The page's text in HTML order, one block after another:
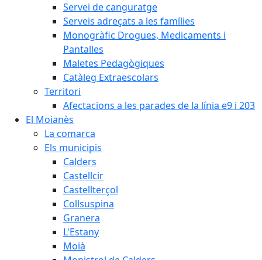
Servei de canguratge
Serveis adreçats a les famílies
Monogràfic Drogues, Medicaments i
Pantalles
Maletes Pedagògiques
Catàleg Extraescolars
Territori
Afectacions a les parades de la línia e9 i 203
El Moianès
La comarca
Els municipis
Calders
Castellcir
Castellterçol
Collsuspina
Granera
L'Estany
Moià